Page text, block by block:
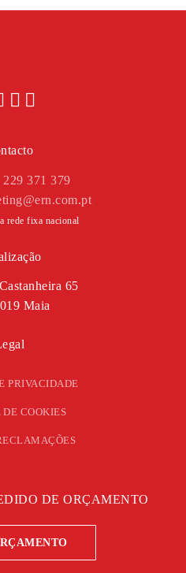
229 371 379
rede fixa nacional
65
Maia
PRIVACIDADE
COOKIES
DE ORÇAMENTO